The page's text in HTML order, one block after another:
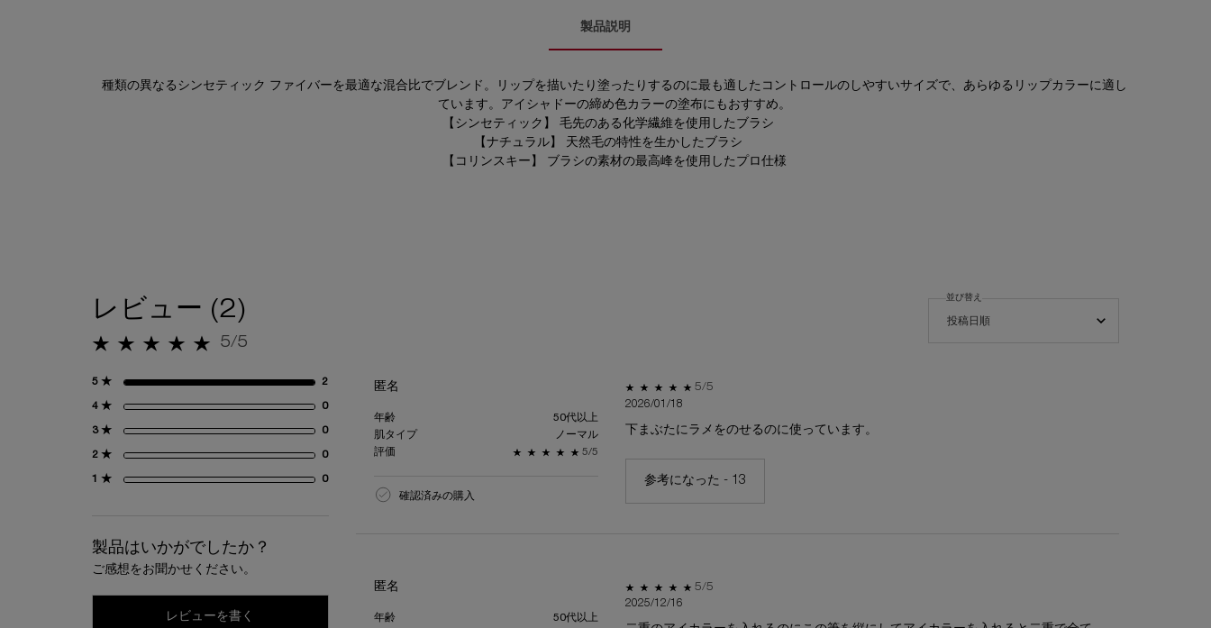
製品説明
種類の異なるシンセティック ファイバーを最適な混合比でブレンド。リップを描いたり塗ったりするのに最も適したコントロールのしやすいサイズで、あらゆるリップカラーに適し
ています。アイシャドーの締め色カラーの塗布にもおすすめ。
【シンセティック】 毛先のある化学繊維を使用したブラシ
【ナチュラル】 天然毛の特性を生かしたブラシ
【コリンスキー】 ブラシの素材の最高峰を使用したプロ仕様
レビュー (2)
5星中5。 5/5
5 ★ 2 2 とのレビュー 5 出演者
4 ★ 00 とのレビュー 4 出演者
3 ★ 00 とのレビュー 3 出演者
2 ★ 00 とのレビュー 2 出演者
1 ★ 00 とのレビュー 1 出演者
製品はいかがでしたか？
ご感想をお聞かせください。
レビューを書く
並び替え
匿名
年齢
50代以上
肌タイプ
ノーマル
評価
5星中5。 5/5
確認済みの購入
5星中5。
5/5
2026/01/18
下まぶたにラメをのせるのに使っています。
参考になった - 13
匿名
年齢
50代以上
5星中5。
5/5
2025/12/16